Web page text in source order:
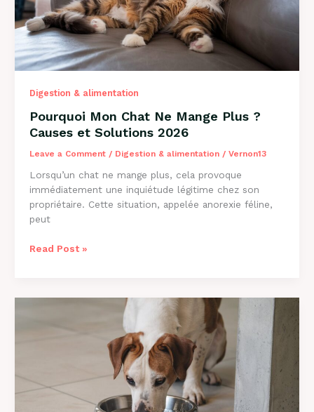
2026
Digestion & alimentation
Pourquoi Mon Chat Ne Mange Plus ?
Causes et Solutions 2026
Leave a Comment / Digestion & alimentation/ Vernon13
Lorsqu’un chat ne mange plus, cela provoque
immédiatement une inquiétude légitime chez son
propriétaire. Cette situation, appelée anorexie féline,
peut
Pourquoi
Read Post »